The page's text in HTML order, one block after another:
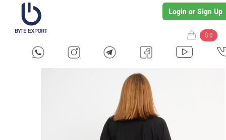
Login or Sign Up
$ 0